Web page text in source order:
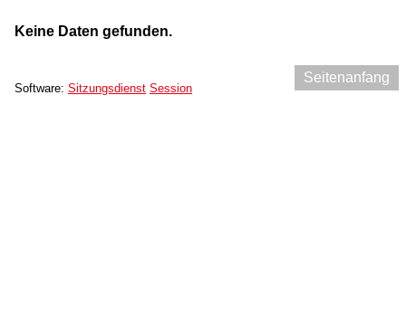
Keine Daten gefunden.
Seitenanfang
Software: Sitzungsdienst Session